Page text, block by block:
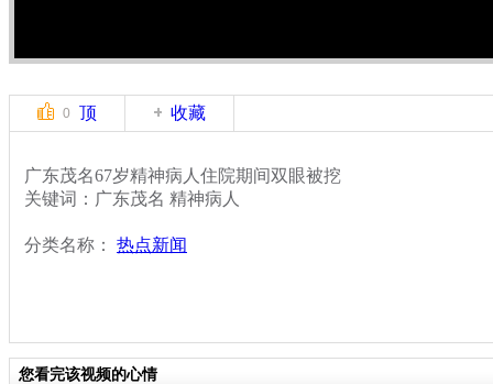
0 顶 收藏
广东茂名67岁精神病人住院期间双眼被挖
关键词：广东茂名 精神病人
分类名称： 热点新闻
您看完该视频的心情